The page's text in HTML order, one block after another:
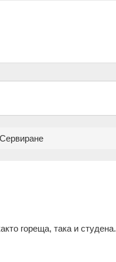
гореща, така и студена.